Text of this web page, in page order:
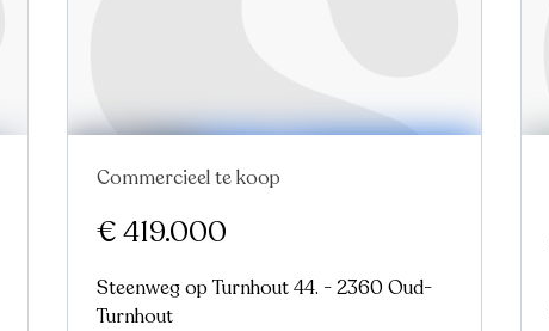
Commercieel te koop
€ 419.000
Steenweg op Turnhout 44. - 2360 Oud-
Turnhout